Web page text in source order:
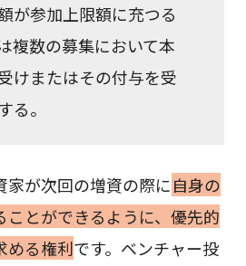
が参加上限額に充つる
複数の募集において本
けまたはその付与を受
る。
が次回の増資の際に自身の
とができるように、優先的
める権利です。ベンチャー投